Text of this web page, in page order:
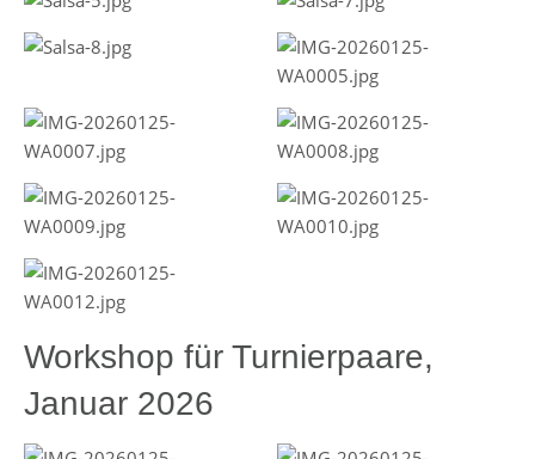
Workshop für Turnierpaare,
Januar 2026